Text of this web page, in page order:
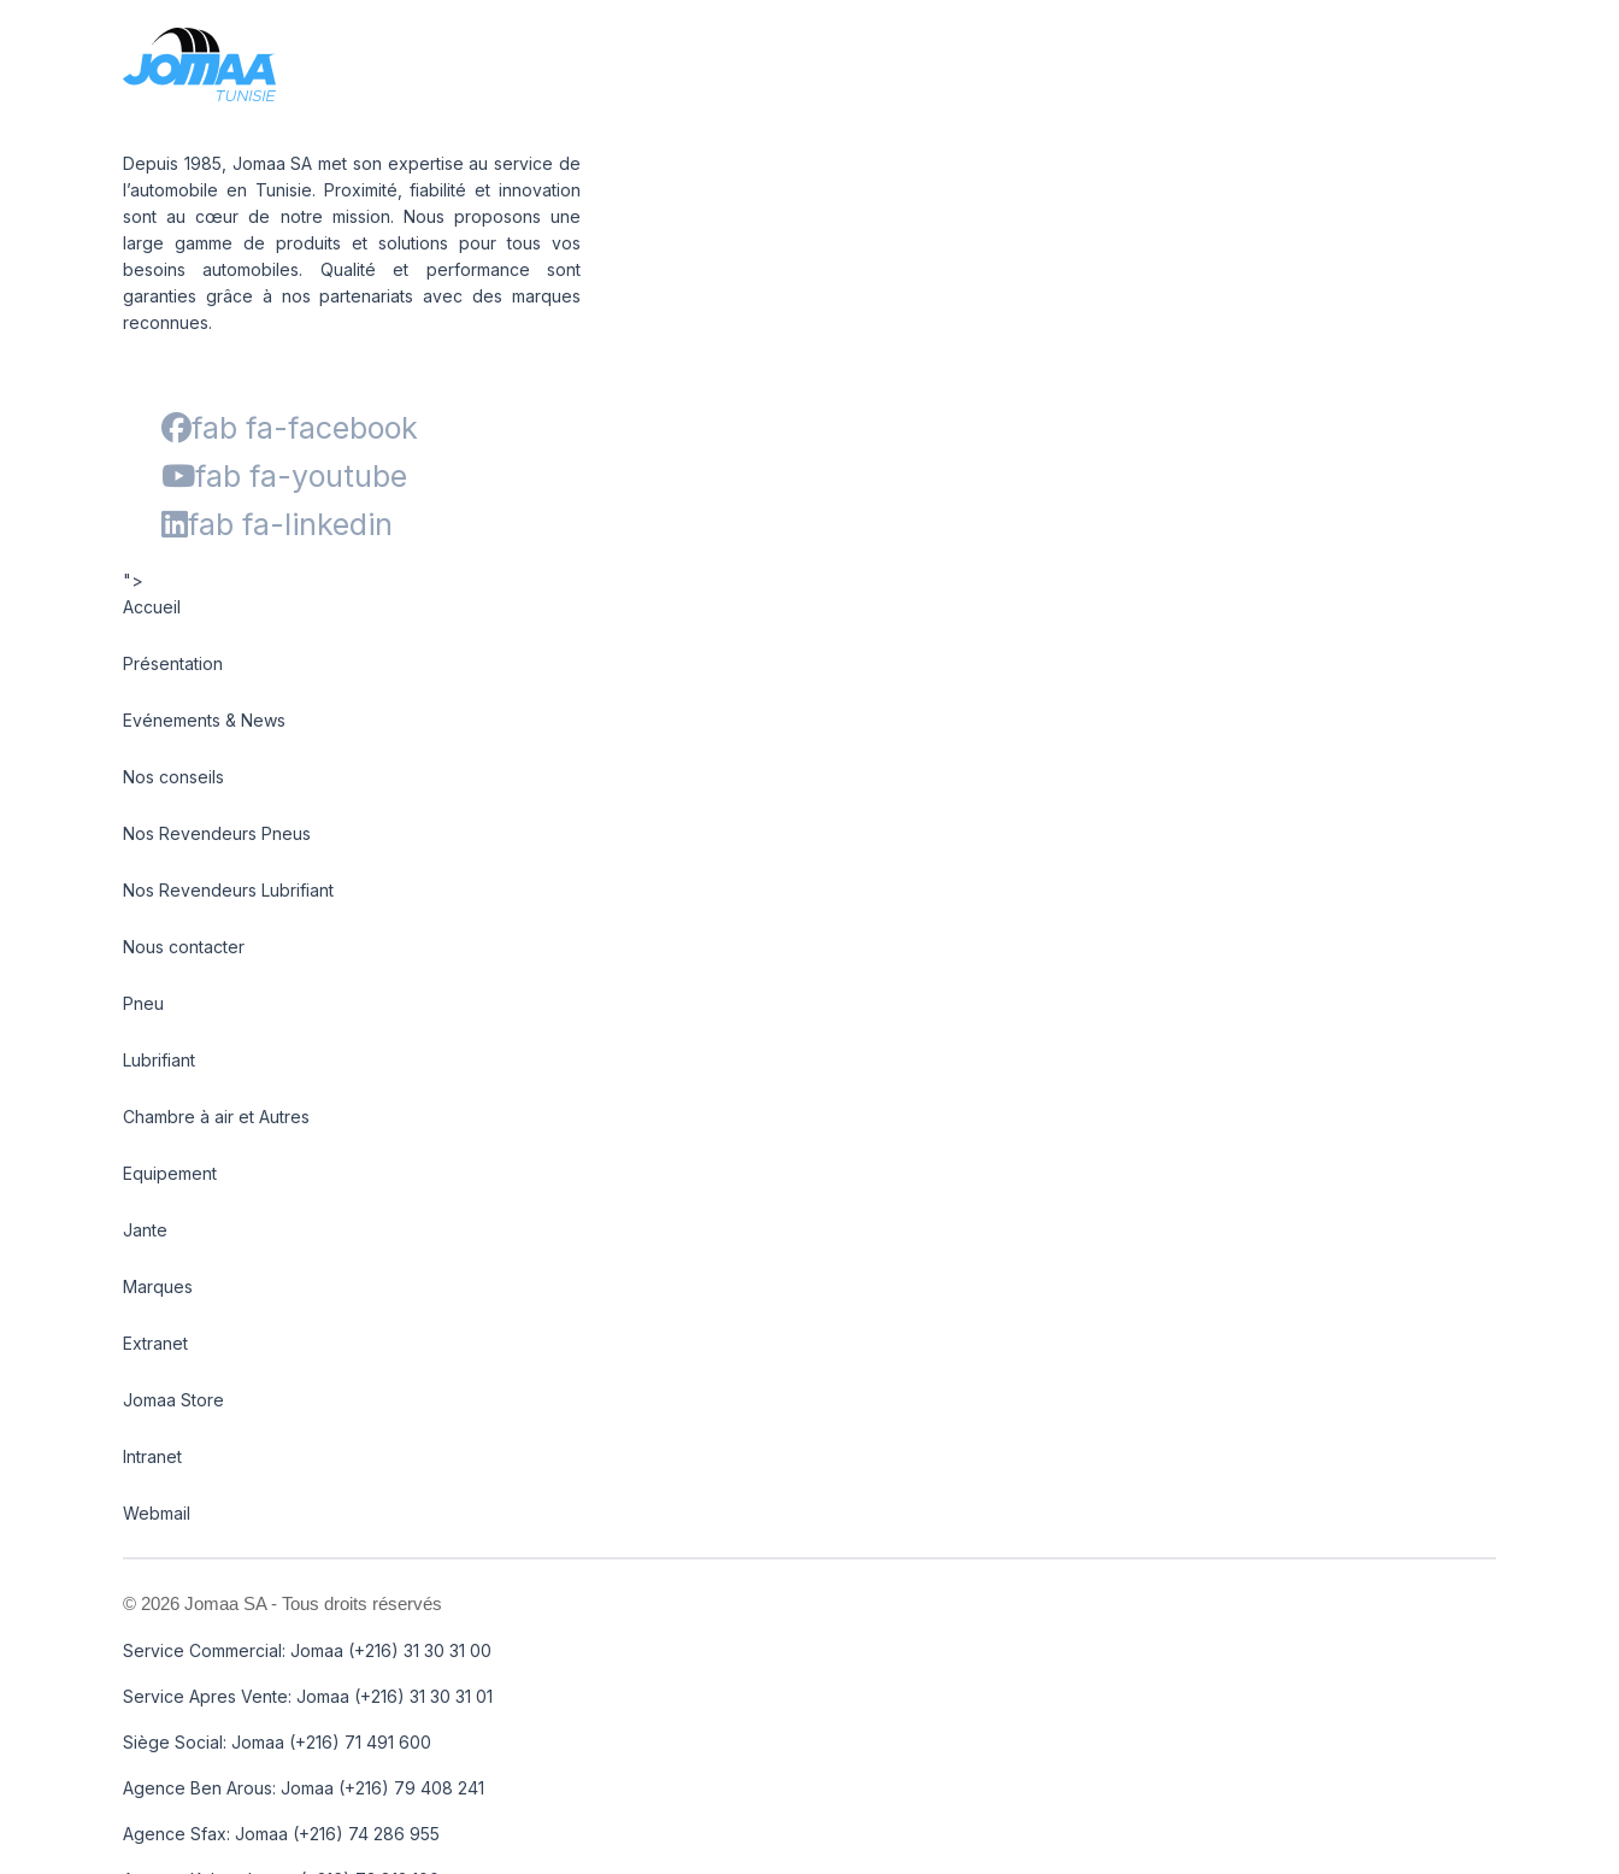
Depuis 1985, Jomaa SA met son expertise au service de
l’automobile en Tunisie. Proximité, fiabilité et innovation
sont au cœur de notre mission. Nous proposons une
large gamme de produits et solutions pour tous vos
besoins automobiles. Qualité et performance sont
garanties grâce à nos partenariats avec des marques
reconnues.
fab fa-facebook
fab fa-youtube
fab fa-linkedin
">
Accueil
Présentation
Evénements & News
Nos conseils
Nos Revendeurs Pneus
Nos Revendeurs Lubrifiant
Nous contacter
Pneu
Lubrifiant
Chambre à air et Autres
Equipement
Jante
Marques
Extranet
Jomaa Store
Intranet
Webmail
© 2026 Jomaa SA - Tous droits réservés
Service Commercial: Jomaa (+216) 31 30 31 00
Service Apres Vente: Jomaa (+216) 31 30 31 01
Siège Social: Jomaa (+216) 71 491 600
Agence Ben Arous: Jomaa (+216) 79 408 241
Agence Sfax: Jomaa (+216) 74 286 955